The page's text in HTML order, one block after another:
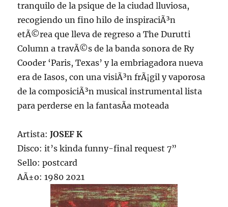
tranquilo de la psique de la ciudad lluviosa,
recogiendo un fino hilo de inspiraciÃ³n
etÃ©rea que lleva de regreso a The Durutti
Column a travÃ©s de la banda sonora de Ry
Cooder ‘Paris, Texas’ y la embriagadora nueva
era de Iasos, con una visiÃ³n frÃ¡gil y vaporosa
de la composiciÃ³n musical instrumental lista
para perderse en la fantasÃ­a moteada
Artista:JOSEF K
Disco: it’s kinda funny-final request 7”
Sello: postcard
AÃ±o: 1980 2021